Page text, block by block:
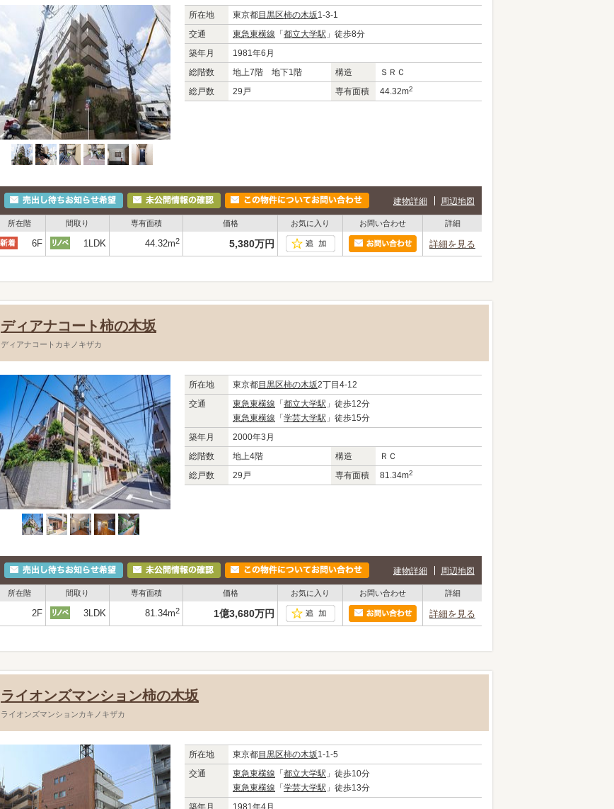
所在地 東京都目黒区柿の木坂1-3-1
交通
東急東横線 「 都立大学駅 」徒歩8分
築年月
1981年6月
総階数
地上7階 地下1階 構造
ＳＲＣ
総戸数
29戸 専有面積 44.32m2
建物詳細 周辺地図
所在階 間取り 専有面積 価格 お気に入り お問い合わせ 詳細
6F 1LDK 44.32m2 5,380万円 詳細を見る
ディアナコート柿の木坂
ディアナコートカキノキザカ
所在地 東京都目黒区柿の木坂2丁目4-12
交通
東急東横線 「 都立大学駅 」徒歩12分
東急東横線 「 学芸大学駅 」徒歩15分
築年月
2000年3月
総階数
地上4階 構造
ＲＣ
総戸数
29戸 専有面積 81.34m2
建物詳細 周辺地図
所在階 間取り 専有面積 価格 お気に入り お問い合わせ 詳細
2F 3LDK 81.34m2 1億3,680万円 詳細を見る
ライオンズマンション柿の木坂
ライオンズマンションカキノキザカ
所在地 東京都目黒区柿の木坂1-1-5
交通
東急東横線 「 都立大学駅 」徒歩10分
東急東横線 「 学芸大学駅 」徒歩13分
築年月
1981年4月